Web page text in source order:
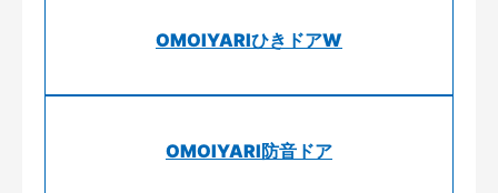
OMOIYARIひきドアW
OMOIYARI防音ドア